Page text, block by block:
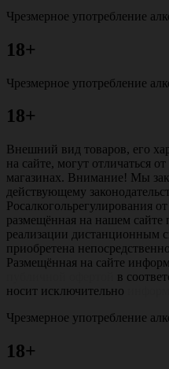
Чрезмерное употребление
18+
Чрезмерное употребление
18+
Внешний вид товаров, его
на сайте, могут отличаться
магазинах. Внимание! Мы
действующему
Росалкогольрегулирования
размещённая на нашем
реализации дистанционным
приобретена
Размещённая на сайте
в
носит исключительно
Чрезмерное употребление
18+